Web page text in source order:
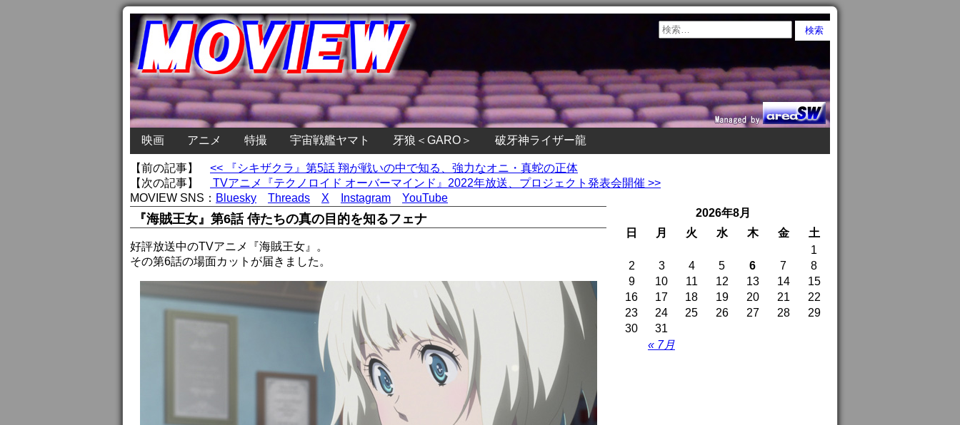
映画 アニメ 特撮 宇宙戦艦ヤマト 牙狼＜GARO＞ 破牙神ライザー龍
【前の記事】 << 『シキザクラ』第5話 翔が戦いの中で知る、強力なオニ・真蛇の正体
【次の記事】
TVアニメ『テクノロイド オーバーマインド』2022年放送、プロジェクト発表会開催 >>
MOVIEW SNS： Bluesky Threads X Instagram YouTube
『海賊王女』第6話 侍たちの真の目的を知るフェナ
好評放送中のTVアニメ『海賊王女』。
その第6話の場面カットが届きました。
2026年8月
日
月 火 水 木 金 土
« 7月
1
2
3 4 5 6 7
8
9
10 11 12 13 14
15
16
17 18 19 20 21
22
23
24 25 26 27 28
29
30
31